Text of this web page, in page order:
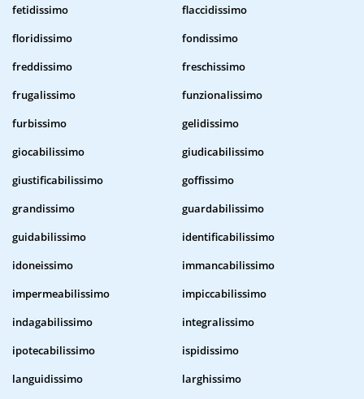
fetidissimo
flaccidissimo
floridissimo
fondissimo
freddissimo
freschissimo
frugalissimo
funzionalissimo
furbissimo
gelidissimo
giocabilissimo
giudicabilissimo
giustificabilissimo
goffissimo
grandissimo
guardabilissimo
guidabilissimo
identificabilissimo
idoneissimo
immancabilissimo
impermeabilissimo
impiccabilissimo
indagabilissimo
integralissimo
ipotecabilissimo
ispidissimo
languidissimo
larghissimo